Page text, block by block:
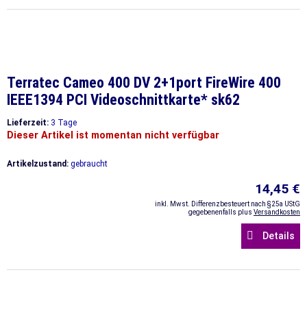
Terratec Cameo 400 DV 2+1port FireWire 400
IEEE1394 PCI Videoschnittkarte* sk62
Lieferzeit: 3 Tage
Dieser Artikel ist momentan nicht verfügbar
Artikelzustand: gebraucht
14,45 €
inkl. Mwst. Differenzbesteuert nach §25a UStG
gegebenenfalls plus Versandkosten
Details